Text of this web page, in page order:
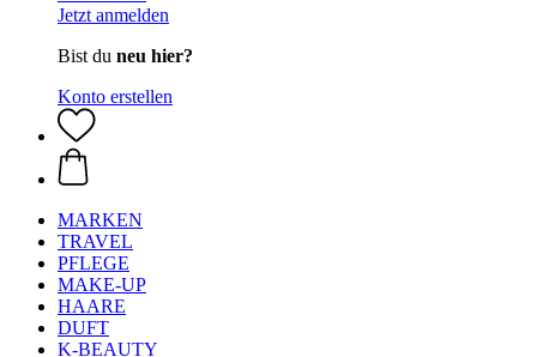
Jetzt anmelden
Bist du neu hier?
Konto erstellen
MARKEN
TRAVEL
PFLEGE
MAKE-UP
HAARE
DUFT
K-BEAUTY